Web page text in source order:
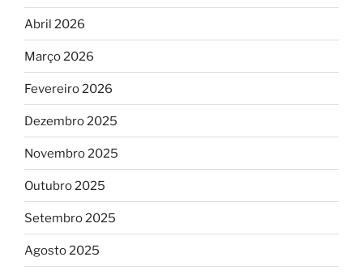
Abril 2026
Março 2026
Fevereiro 2026
Dezembro 2025
Novembro 2025
Outubro 2025
Setembro 2025
Agosto 2025